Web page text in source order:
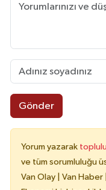
Gönder
Yorum yazarak
ve tüm sorumluluğu
Van Olay | Van Haber